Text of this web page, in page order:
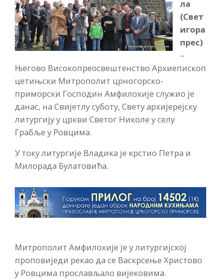
ла
(Свет
игора
прес)
–
Његово Високопреосвештенство Архиепископ
цетињски Митрополит црногорско-
приморски Господин Амфилохије служио је
данас, на Свијетлу суботу, Свету архијерејску
литургију у цркви Светог Николе у селу
Грабље у Ровцима.
У току литургије Владика је крстио Петра и
Милорада Булатовића.
Митрополит Амфилохије је у литургијској
проповиједи рекао да се Васкрсење Христово
у Ровцима прослављало вијековима.